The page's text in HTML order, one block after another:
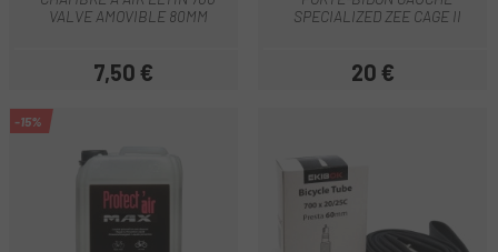
VALVE AMOVIBLE 80MM
Prix
7,50 €
SPECIALIZED ZEE CAGE II
Prix
20 €
-15%